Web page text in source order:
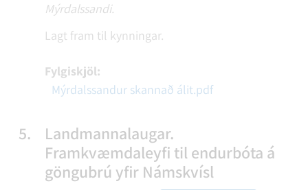
Mýrdalssandi.
Lagt fram til kynningar.
Fylgiskjöl:
Mýrdalssandur skannað álit.pdf
5.
Landmannalaugar.
Framkvæmdaleyfi til endurbóta á
göngubrú yfir Námskvísl